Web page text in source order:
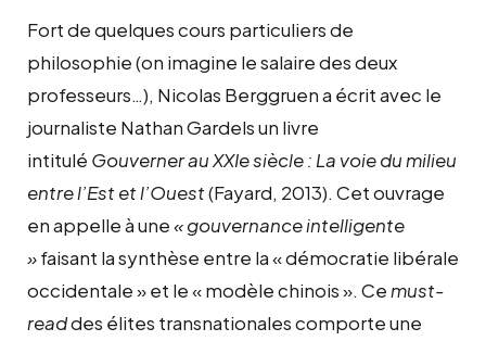
Fort de quelques cours particuliers de
philosophie (on imagine le salaire des deux
professeurs…), Nicolas Berggruen a écrit avec le
journaliste Nathan Gardels un livre
intitulé Gouverner au XXIe siècle : La voie du milieu
entre l’Est et l’Ouest(Fayard, 2013). Cet ouvrage
en appelle à une« gouvernance intelligente
»faisant la synthèse entre la « démocratie libérale
occidentale » et le « modèle chinois ». Cemust-
readdes élites transnationales comporte une